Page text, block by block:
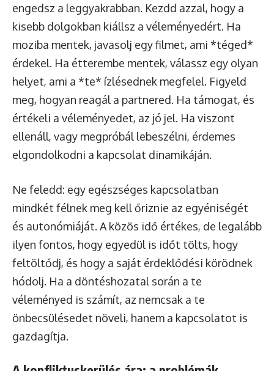
engedsz a leggyakrabban. Kezdd azzal, hogy a
kisebb dolgokban kiállsz a véleményedért. Ha
moziba mentek, javasolj egy filmet, ami *téged*
érdekel. Ha étterembe mentek, válassz egy olyan
helyet, ami a *te* ízlésednek megfelel. Figyeld
meg, hogyan reagál a partnered. Ha támogat, és
értékeli a véleményedet, az jó jel. Ha viszont
ellenáll, vagy megpróbál lebeszélni, érdemes
elgondolkodni a kapcsolat dinamikáján.
Ne feledd: egy egészséges kapcsolatban
mindkét félnek meg kell őriznie az egyéniségét
és autonómiáját. A közös idő értékes, de legalább
ilyen fontos, hogy egyedül is időt tölts, hogy
feltöltődj, és hogy a saját érdeklődési körödnek
hódolj. Ha a döntéshozatal során a te
véleményed is számít, az nemcsak a te
önbecsülésedet növeli, hanem a kapcsolatot is
gazdagítja.